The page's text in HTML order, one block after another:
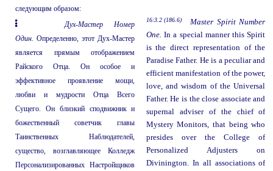
следующим образом:
Дух-Мастер Номер
Один. Определенно, этот Дух-Мастер
является прямым отображением
Райского Отца. Он особое и
эффективное проявление мощи,
любви и мудрости Отца Всего
Сущего. Он близкий сподвижник и
божественный советчик главы
Таинственных Наблюдателей,
существо, возглавляющее Колледж
Персонализированных Настройщиков
16:3.2 (186.6)
Master Spirit Number
One. In a special manner this Spirit
is the direct representation of the
Paradise Father. He is a peculiar and
efficient manifestation of the power,
love, and wisdom of the Universal
Father. He is the close associate and
supernal adviser of the chief of
Mystery Monitors, that being who
presides over the College of
Personalized Adjusters on
Divinington. In all associations of